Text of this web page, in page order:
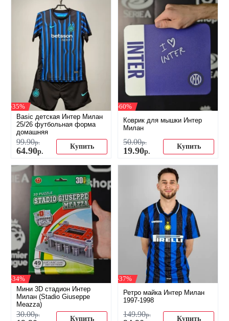
-35%
Basic детская Интер Милан
25/26 футбольная форма
домашняя
99.90р.
64.90р.
Купить
-60%
Коврик для мышки Интер
Милан
50.00р.
19.90р.
Купить
-34%
Мини 3D стадион Интер
Милан (Stadio Giuseppe
Meazza)
30.00р. Купить
-37%
Ретро майка Интер Милан
1997-1998
149.90р. Купить